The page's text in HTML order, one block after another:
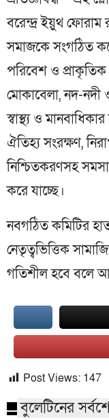
বরেন্দ্র ইয়ুথ ফোরাম
সমাজকে সংগঠিত
পরিবেশ ও
মোকাবেলা, নদ-নদী
স্বাস্থ্য ও
ঐতিহ্য সংরক্ষণ,
নিশ্চিতকরণসহ
করে যাচ্ছে।
নবগঠিত কমিটির
নেতৃত্বভিত্তিক
গতিশীল হবে বলে
Post Views: 147
বুলেটিনের